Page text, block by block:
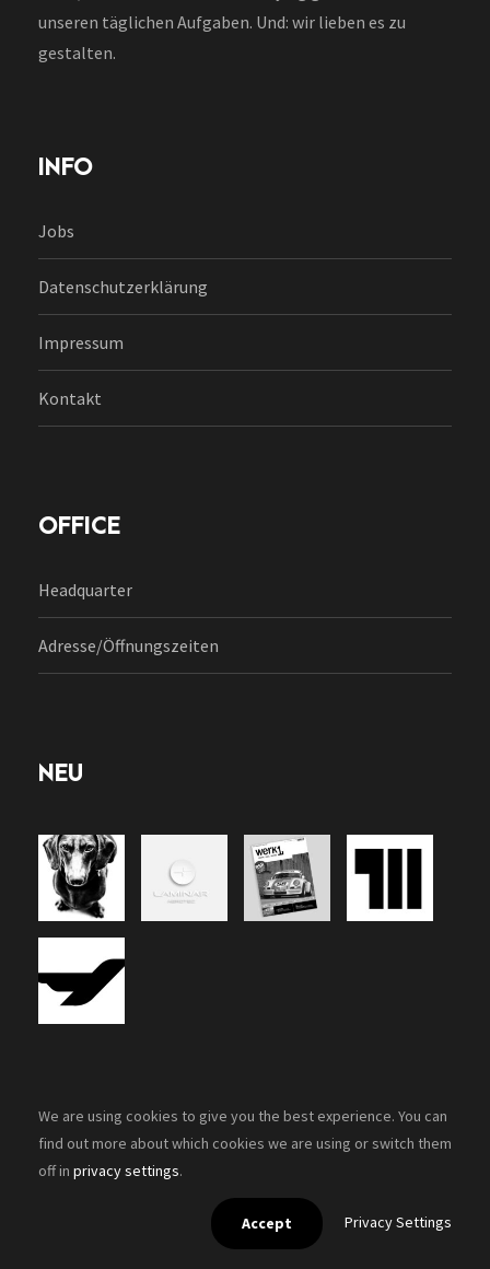
unseren täglichen Aufgaben. Und: wir lieben es zu
gestalten.
INFO
Jobs
Datenschutzerklärung
Impressum
Kontakt
OFFICE
Headquarter
Adresse/Öffnungszeiten
NEU
Copyright 2026, Zenon-Design. All rights reserved.
We are using cookies to give you the best experience. You can
find out more about which cookies we are using or switch them
off in privacy settings.
Accept Privacy Settings